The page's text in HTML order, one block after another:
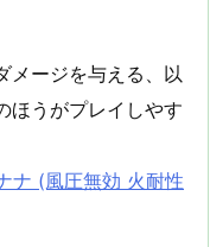
メージを与える、以
ほうがプレイしやす
ナ (風圧無効 火耐性